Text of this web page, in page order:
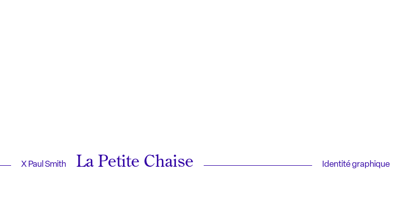
X Paul Smith La Petite Chaise Identité graphique